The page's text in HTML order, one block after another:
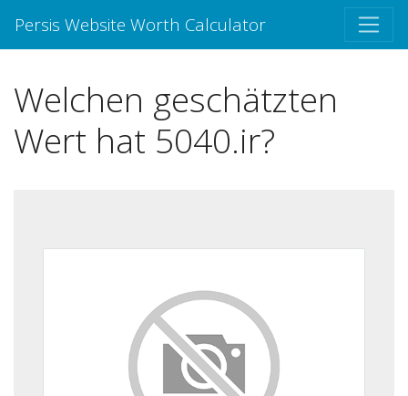
Persis Website Worth Calculator
Welchen geschätzten
Wert hat 5040.ir?